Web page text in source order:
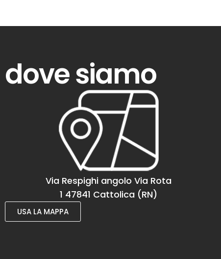
dove siamo
Via Respighi angolo Via Rota
1 47841 Cattolica (RN)
USA LA MAPPA